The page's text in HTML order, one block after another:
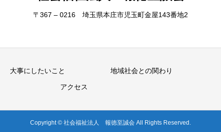
〒367 – 0216 埼玉県本庄市児玉町金屋143番地2
大事にしたいこと 地域社会との関わり
アクセス
Copyright © 社会福祉法人 報徳至誠会 All Rights Reserved.